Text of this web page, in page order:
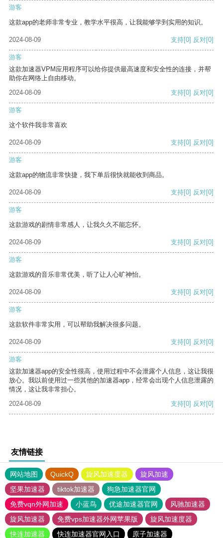
游客
这款app的老师非常专业，教学水平很高，让我能够学到实用的知识。
2024-08-09 支持[0] 反对[0]
游客
这款加速器VPM应用程序可以给你提供最高速度和安全性的连接，并帮
助你在网络上自由移动。
2024-08-09
支持[0] 反对[0]
游客
这个软件我非常喜欢
2024-08-09 支持[0] 反对[0]
游客
这款app的物流非常快捷，我下单后很快就能收到商品。
2024-08-09 支持[0] 反对[0]
游客
这款游戏的剧情非常感人，让我久久不能忘怀。
2024-08-09 支持[0] 反对[0]
游客
这款游戏的音乐非常优美，听了让人心旷神怡。
2024-08-09 支持[0] 反对[0]
游客
这款软件非常实用，可以帮助我解决很多问题。
2024-08-09 支持[0] 反对[0]
游客
这款加速器app的安全性很高，使用过程中不会泄露个人信息，这让我很
放心。我以前使用过一些其他的加速器app，经常会出现个人信息泄露的
情况，这让我非常担心。
2024-08-09
支持[0] 反对[0]
友情链接
网站地图 QuickQ 旋风加速度器
旋风加速
坚果加速器
tiktok加速器
狗急加速器官网
免费vqn外网加速
小蓝鸟 优途加速器官网
风驰加速器
旋风加速器
免费vps加速器外网苹果版
旋风加速度器
快连加速器
快连加速器官网入口 原子加速器